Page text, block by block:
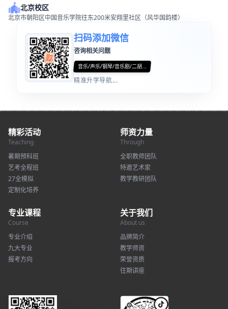
北京校区
北京市朝阳区中国音乐学院往东200米安翔里社区（风华国韵楼）
扫码添加微信
咨询相关问题
音乐/声乐/钢琴/音乐剧/二胡...
精准升学导航...
精彩活动
Teaching
暑期预科班
艺考全程班
27全模拟
定制化培养
师资力量
Through
全职教师团队
特邀艺术家
教学教研团队
专业课程
Course
专业介绍
九大专业
报考方向
关于我们
About us
品牌简介
教学师资
荣誉资质
往期讲座